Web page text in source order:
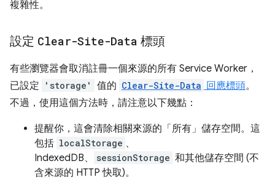
複雜性。
設定 Clear-Site-Data 標頭
有些瀏覽器會取消註冊一個來源的所有 Service Worker，
已設定
'storage' 值的 Clear-Site-Data 回應標頭。
不過，使用這個方法時，請注意以下幾點：
提醒你，這會清除相關來源的「所有」 儲存空間。這
包括 localStorage 、
IndexedDB、
sessionStorage 和其他儲存空間 (不
含來源的 HTTP 快取)。